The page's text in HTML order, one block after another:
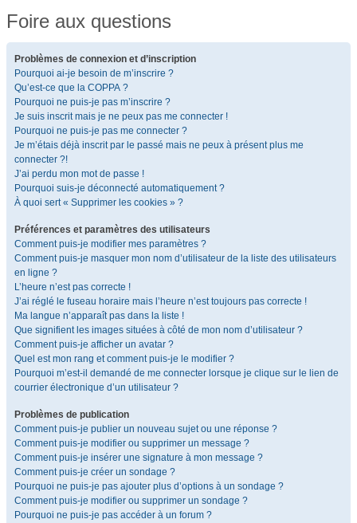
Foire aux questions
Problèmes de connexion et d’inscription
Pourquoi ai-je besoin de m’inscrire ?
Qu’est-ce que la COPPA ?
Pourquoi ne puis-je pas m’inscrire ?
Je suis inscrit mais je ne peux pas me connecter !
Pourquoi ne puis-je pas me connecter ?
Je m’étais déjà inscrit par le passé mais ne peux à présent plus me
connecter ?!
J’ai perdu mon mot de passe !
Pourquoi suis-je déconnecté automatiquement ?
À quoi sert « Supprimer les cookies » ?
Préférences et paramètres des utilisateurs
Comment puis-je modifier mes paramètres ?
Comment puis-je masquer mon nom d’utilisateur de la liste des utilisateurs
en ligne ?
L’heure n’est pas correcte !
J’ai réglé le fuseau horaire mais l’heure n’est toujours pas correcte !
Ma langue n’apparaît pas dans la liste !
Que signifient les images situées à côté de mon nom d’utilisateur ?
Comment puis-je afficher un avatar ?
Quel est mon rang et comment puis-je le modifier ?
Pourquoi m’est-il demandé de me connecter lorsque je clique sur le lien de
courrier électronique d’un utilisateur ?
Problèmes de publication
Comment puis-je publier un nouveau sujet ou une réponse ?
Comment puis-je modifier ou supprimer un message ?
Comment puis-je insérer une signature à mon message ?
Comment puis-je créer un sondage ?
Pourquoi ne puis-je pas ajouter plus d’options à un sondage ?
Comment puis-je modifier ou supprimer un sondage ?
Pourquoi ne puis-je pas accéder à un forum ?